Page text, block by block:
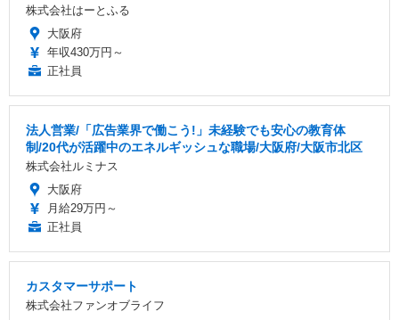
株式会社はーとふる
大阪府
年収430万円～
正社員
法人営業/「広告業界で働こう!」未経験でも安心の教育体
制/20代が活躍中のエネルギッシュな職場/大阪府/大阪市北区
株式会社ルミナス
大阪府
月給29万円～
正社員
カスタマーサポート
株式会社ファンオブライフ